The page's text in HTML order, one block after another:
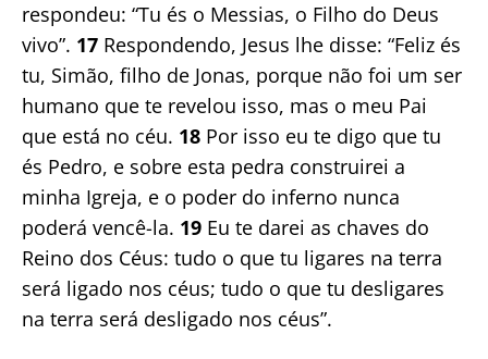
respondeu: “Tu és o Messias, o Filho do Deus
vivo”. 17 Respondendo, Jesus lhe disse: “Feliz és
tu, Simão, filho de Jonas, porque não foi um ser
humano que te revelou isso, mas o meu Pai
que está no céu. 18 Por isso eu te digo que tu
és Pedro, e sobre esta pedra construirei a
minha Igreja, e o poder do inferno nunca
poderá vencê-la. 19 Eu te darei as chaves do
Reino dos Céus: tudo o que tu ligares na terra
será ligado nos céus; tudo o que tu desligares
na terra será desligado nos céus”.